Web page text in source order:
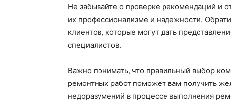
Не забывайте о проверке рекомендаций и
их профессионализме и надежности.
клиентов, которые могут дать
специалистов.
Важно понимать, что правильный выбор
ремонтных работ поможет вам получить
недоразумений в процессе выполнения